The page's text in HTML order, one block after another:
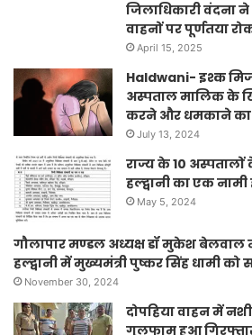
जिलाधिकारी
वाहनों पर पूर्णतया
April 15, 2025
Haldwani- इश्क
अस्पताल मालिक के
करने और धमकाने का
July 13, 2024
राज्य के 10
हल्द्वानी का एक
May 5, 2024
गौलापार मण्डल अध्यक्ष डॉ मुकेश
हल्द्वानी में मुख्यमंत्री पुष्कर सिंह धामी को
November 30, 2024
दोपहिया वाहन में
गुलफाम हुआ